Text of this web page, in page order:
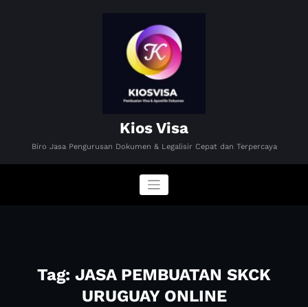
Kios Visa
Biro Jasa Pengurusan Dokumen & Legalisir Cepat dan Terpercaya
Tag: JASA PEMBUATAN SKCK
URUGUAY ONLINE